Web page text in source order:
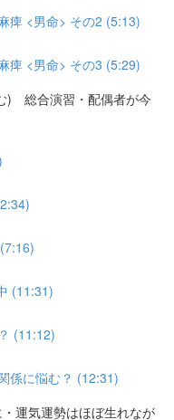
痺 <男命> その2 (5:13)
痺 <男命> その3 (5:29)
) 総合演習・配偶者が今
(11:31)
(11:12)
係に悩む？ (12:31)
運気運勢はほぼ生れなが